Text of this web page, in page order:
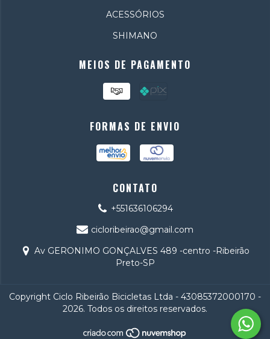
ACESSÓRIOS
SHIMANO
MEIOS DE PAGAMENTO
FORMAS DE ENVIO
CONTATO
+551636106294
cicloribeirao@gmail.com
Av GERONIMO GONÇALVES 489 -centro -Ribeirão
Preto-SP
Copyright Ciclo Ribeirão Bicicletas Ltda - 43085372000170 -
2026. Todos os direitos reservados.